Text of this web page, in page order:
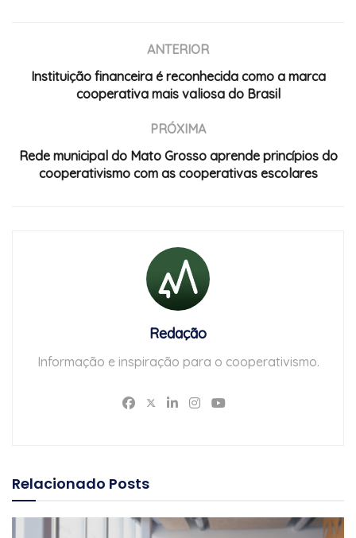
ANTERIOR
Instituição financeira é reconhecida como a marca
cooperativa mais valiosa do Brasil
PRÓXIMA
Rede municipal do Mato Grosso aprende princípios do
cooperativismo com as cooperativas escolares
Redação
Informação e inspiração para o cooperativismo.
Relacionado Posts